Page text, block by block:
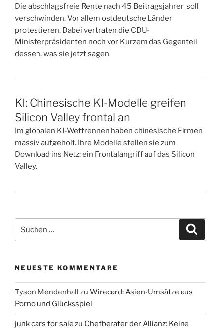
Die abschlagsfreie Rente nach 45 Beitragsjahren soll
verschwinden. Vor allem ostdeutsche Länder
protestieren. Dabei vertraten die CDU-
Ministerpräsidenten noch vor Kurzem das Gegenteil
dessen, was sie jetzt sagen.
KI: Chinesische KI-Modelle greifen
Silicon Valley frontal an
Im globalen KI-Wettrennen haben chinesische Firmen
massiv aufgeholt. Ihre Modelle stellen sie zum
Download ins Netz: ein Frontalangriff auf das Silicon
Valley.
nach:
NEUESTE KOMMENTARE
Tyson Mendenhall zu Wirecard: Asien-Umsätze aus
Porno und Glücksspiel
junk cars for sale zu Chefberater der Allianz: Keine